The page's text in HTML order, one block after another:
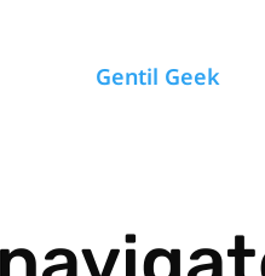
Gentil Geek